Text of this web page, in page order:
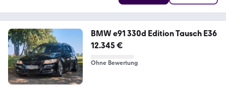
BMW e91 330d Edition Tausch E36
12.345 €
Ohne Bewertung